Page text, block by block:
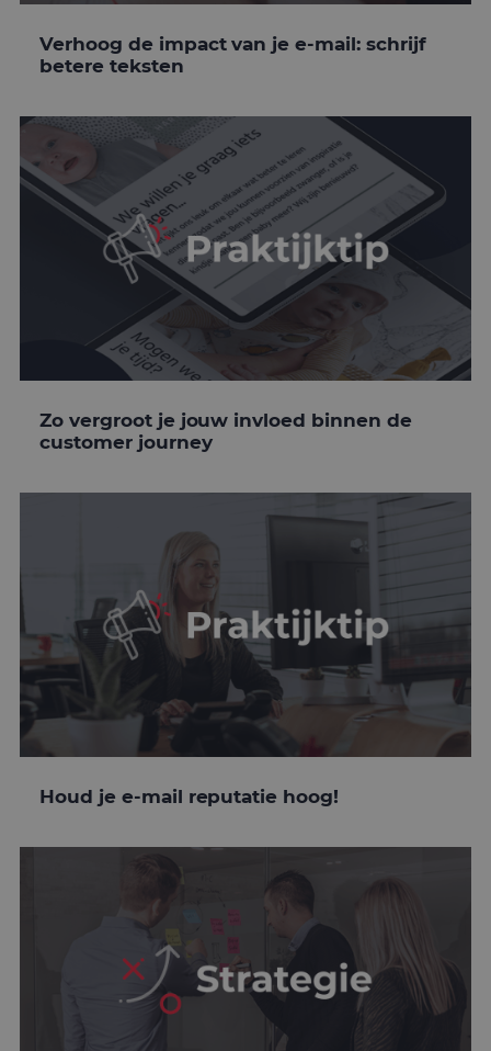
Verhoog de impact van je e-mail: schrijf
betere teksten
Zo vergroot je jouw invloed binnen de
customer journey
Houd je e-mail reputatie hoog!